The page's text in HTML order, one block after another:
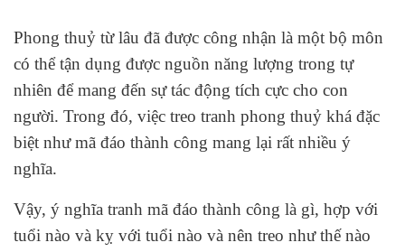
Phong thuỷ từ lâu đã được công nhận là một bộ môn
có thể tận dụng được nguồn năng lượng trong tự
nhiên để mang đến sự tác động tích cực cho con
người. Trong đó, việc treo tranh phong thuỷ khá đặc
biệt như mã đáo thành công mang lại rất nhiều ý
nghĩa.
Vậy, ý nghĩa tranh mã đáo thành công là gì, hợp với
tuổi nào và kỵ với tuổi nào và nên treo như thế nào